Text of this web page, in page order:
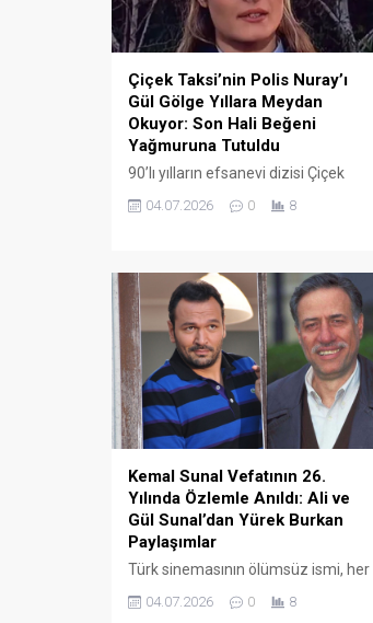
Çiçek Taksi’nin Polis Nuray’ı
Gül Gölge Yıllara Meydan
Okuyor: Son Hali Beğeni
Yağmuruna Tutuldu
90’lı yılların efsanevi dizisi Çiçek
karakteriyle milyonların hafızasına
genç haliyle yeniden gündeme
oturdu. Ekranlardan uzak bir yaşam
süren 44 yaşındaki güzel
oyuncunun son hali takipçilerinden
tam not aldı.
04.07.2026 0 8
Kemal Sunal Vefatının 26.
Yılında Özlemle Anıldı: Ali ve
Gül Sunal’dan Yürek Burkan
Paylaşımlar
Türk sinemasının ölümsüz ismi, her
Sunal, vefatının 26. yıl dönümünde
04.07.2026 0 8